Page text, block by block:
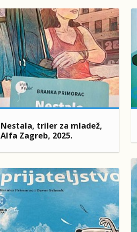
Nestala, triler za mladež,
Alfa Zagreb, 2025.